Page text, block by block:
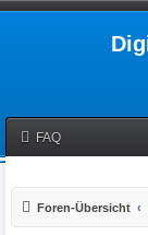
FAQ
Foren-Übersicht